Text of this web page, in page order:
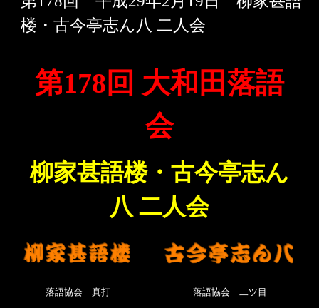
楼・古今亭志ん八 二人会
第178回 大和田落語
会
柳家甚語楼・古今亭志ん
八 二人会
落語協会 真打 落語協会 二ツ目